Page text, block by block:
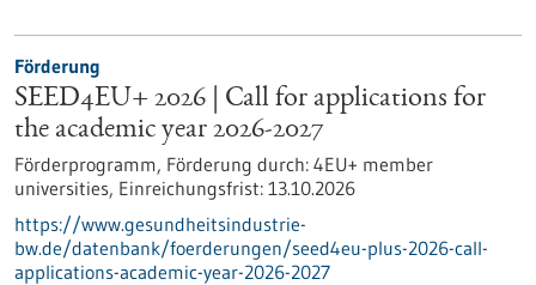
Förderung
SEED4EU+ 2026 | Call for applications for
the academic year 2026-2027
Förderprogramm, Förderung durch: 4EU+ member
universities, Einreichungsfrist: 13.10.2026
https://www.gesundheitsindustrie-
bw.de/datenbank/foerderungen/seed4eu-plus-2026-call-
applications-academic-year-2026-2027